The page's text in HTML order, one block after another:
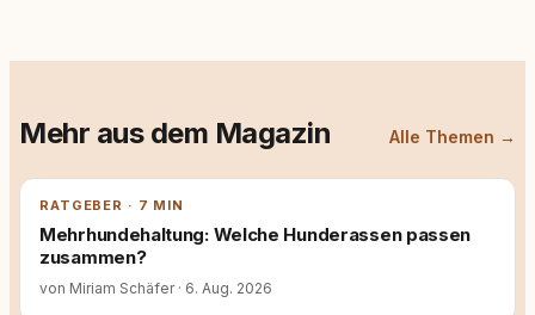
Mehr aus dem Magazin Alle Themen →
RATGEBER · 7 MIN
Mehrhundehaltung: Welche Hunderassen passen
zusammen?
von Miriam Schäfer · 6. Aug. 2026